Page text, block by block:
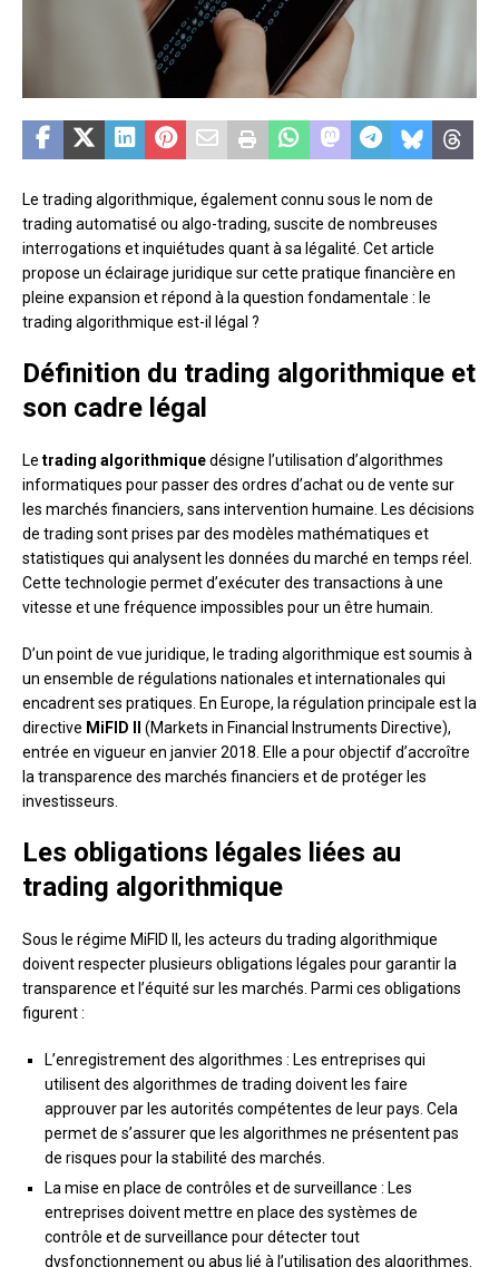
Le trading algorithmique, également connu sous le nom de
trading automatisé ou algo-trading, suscite de nombreuses
interrogations et inquiétudes quant à sa légalité. Cet article
propose un éclairage juridique sur cette pratique financière en
pleine expansion et répond à la question fondamentale : le
trading algorithmique est-il légal ?
Définition du trading algorithmique et
son cadre légal
Le trading algorithmiquedésigne l’utilisation d’algorithmes
informatiques pour passer des ordres d’achat ou de vente sur
les marchés financiers, sans intervention humaine. Les décisions
de trading sont prises par des modèles mathématiques et
statistiques qui analysent les données du marché en temps réel.
Cette technologie permet d’exécuter des transactions à une
vitesse et une fréquence impossibles pour un être humain.
D’un point de vue juridique, le trading algorithmique est soumis à
un ensemble de régulations nationales et internationales qui
encadrent ses pratiques. En Europe, la régulation principale est la
directive MiFID II
(Markets in Financial Instruments Directive),
entrée en vigueur en janvier 2018. Elle a pour objectif d’accroître
la transparence des marchés financiers et de protéger les
investisseurs.
Les obligations légales liées au
trading algorithmique
Sous le régime MiFID II, les acteurs du trading algorithmique
doivent respecter plusieurs obligations légales pour garantir la
transparence et l’équité sur les marchés. Parmi ces obligations
figurent :
L’enregistrement des algorithmes : Les entreprises qui
utilisent des algorithmes de trading doivent les faire
approuver par les autorités compétentes de leur pays. Cela
permet de s’assurer que les algorithmes ne présentent pas
de risques pour la stabilité des marchés.
La mise en place de contrôles et de surveillance : Les
entreprises doivent mettre en place des systèmes de
contrôle et de surveillance pour détecter tout
dysfonctionnement ou abus lié à l’utilisation des algorithmes.